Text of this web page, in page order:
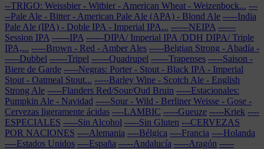
--TRIGO: Weissbier - Witbier - American Wheat - Weizenbock... ---
--Pale Ale - Bitter - American Pale Ale (APA) - Blond Ale -----India
Pale Ale (IPA) - Doble IPA - Imperial IPA... ------NEIPA ------
Session IPA ------IPA ------DIPA/ Imperial IPA /DDH DIPA/ Triple
IPA,... -----Brown - Red - Amber Ales -----Belgian Strong - Abadía -
-----Dubbel ------Tripel ------Quadrupel ------Trapenses -----Saison -
Biere de Garde -----Negras: Porter - Stout - Black IPA - Imperial
Stout - Oatmeal Stout... -----Barley Wine - Scotch Ale - English
Strong Ale -----Flanders Red/Sour/Oud Bruin -----Estacionales:
Pumpkin Ale - Navidad -----Sour - Wild - Berliner Weisse - Gose -
Cervezas ligeramente ácidas ----LAMBIC -----Gueuze -----Kriek ----
ESPECIALES -----Sin Alcohol -----Sin Gluten ---CERVEZAS
POR NACIONES ----Alemania ----Bélgica ----Francia ----Holanda
----Estados Unidos ----España -----Andalucía -----Aragón -----